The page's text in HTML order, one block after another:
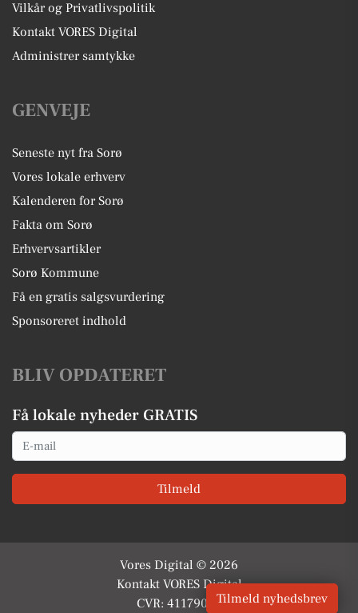
Vilkår og Privatlivspolitik
Kontakt VORES Digital
Administrer samtykke
GENVEJE
Seneste nyt fra Sorø
Vores lokale erhverv
Kalenderen for Sorø
Fakta om Sorø
Erhvervsartikler
Sorø Kommune
Få en gratis salgsvurdering
Sponsoreret indhold
BLIV OPDATERET
Få lokale nyheder GRATIS
Email
Tilmeld
Vores Digital © 2026
Kontakt VORES Digital
CVR: 41179082Tilmeld nyhedsbrev